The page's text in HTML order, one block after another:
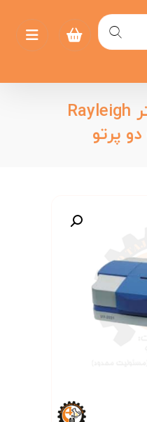
اسپکتروفتومتر Rayleigh